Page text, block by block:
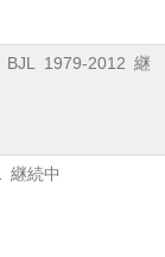
BJL 1979-2012 継
継続中